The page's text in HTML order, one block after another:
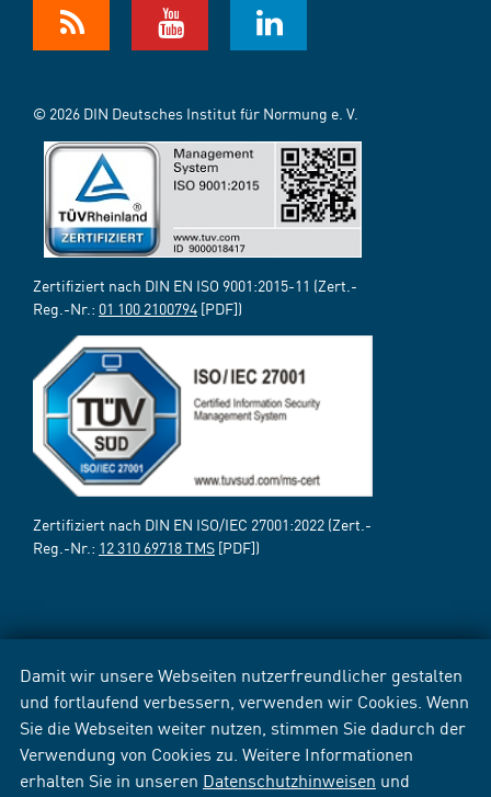
Damit wir unsere Webseiten nutzerfreundlicher gestalten
und fortlaufend verbessern, verwenden wir Cookies. Wenn
Sie die Webseiten weiter nutzen, stimmen Sie dadurch der
Verwendung von Cookies zu. Weitere Informationen
erhalten Sie in unseren Datenschutzhinweisen und
© 2026 DIN Deutsches Institut für Normung e. V.
Zertifiziert nach DIN EN ISO 9001:2015-11 (Zert.-
Reg.-Nr.: 01 100 2100794 [PDF])
Zertifiziert nach DIN EN ISO/IEC 27001:2022 (Zert.-
Reg.-Nr.: 12 310 69718 TMS [PDF])